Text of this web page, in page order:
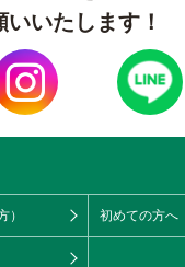
いたします！
） 初めての方へ